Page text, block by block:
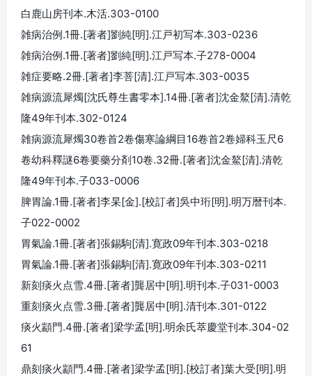
白鹿山房刊本.木活.303-0100
雑病治例.1冊.[著者]劉純[明].江戸初写本.303-0236
雑病治例.1冊.[著者]劉純[明].江戸写本.子278-0004
雑症要略.2冊.[著者]李菩[清].江戸写本.303-0035
雑病源流犀燭[沈氏尊生書零本].14冊.[著者]沈金鰲[清].清乾
隆49年刊本.302-0124
雑病源流犀燭30卷首2卷傷寒論綱目16卷首2卷婦科玉尺6
卷幼科釋謎6卷要藥分剤10卷.32冊.[著者]沈金鰲[清].清乾
隆49年刊本.子033-0006
脾胃論.1冊.[著者]李杲[金].[校訂者]吳中珩[明].明万暦刊本.
子022-0002
胃氣論.1冊.[著者]張錫駒[清].寛政09年刊本.303-0218
胃氣論.1冊.[著者]張錫駒[清].寛政09年刊本.303-0211
新刻痰火点雪.4冊.[著者]龔居中[明].明刊本.子031-0003
重刻痰火点雪.3冊.[著者]龔居中[明].清刊本.301-0122
痰火顓門.4冊.[著者]梁学孟[明].明余氏萃慶堂刊本.304-02
61
鼎刻痰火顓門.4冊.[著者]梁学孟[明].[校訂者]葉大受[明].明